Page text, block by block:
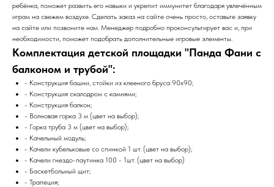
ребёнка, поможет развить его навыки и укрепит иммунитет благодаря увлечённым
играм на свежем воздухе. Сделать заказ на сайте очень просто, оставьте заявку
на сайте или позвоните нам. Менеджер подробно проконсультирует вас и, при
необходимости, поможет подобрать дополнительные игровые элементы.
Комплектация детской площадки "Панда Фани с
балконом и трубой":
- Конструкция башни, стойки из клееного бруса 90х90;
- Конструкция скалодром с камнями;
- Конструкция балкон;
- Волновая горка 3 м (цвет на выбор);
- Горка труба 3 м (цвет на выбор);
- Качельный модуль;
- Качели кубельковые со спинкой 1 шт. (цвет на выбор);
- Качели гнездо-паутинка 100 - 1шт. (цвет на выбор)
- Баскетбольный щит;
- Трапеция;